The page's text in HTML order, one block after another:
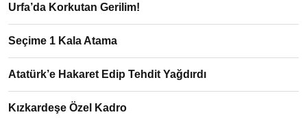
Urfa’da Korkutan Gerilim!
Seçime 1 Kala Atama
Atatürk’e Hakaret Edip Tehdit Yağdırdı
Kızkardeşe Özel Kadro